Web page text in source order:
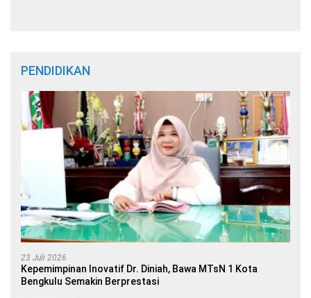
PENDIDIKAN
23 Juli 2026
Kepemimpinan Inovatif Dr. Diniah, Bawa MTsN 1 Kota
Bengkulu Semakin Berprestasi